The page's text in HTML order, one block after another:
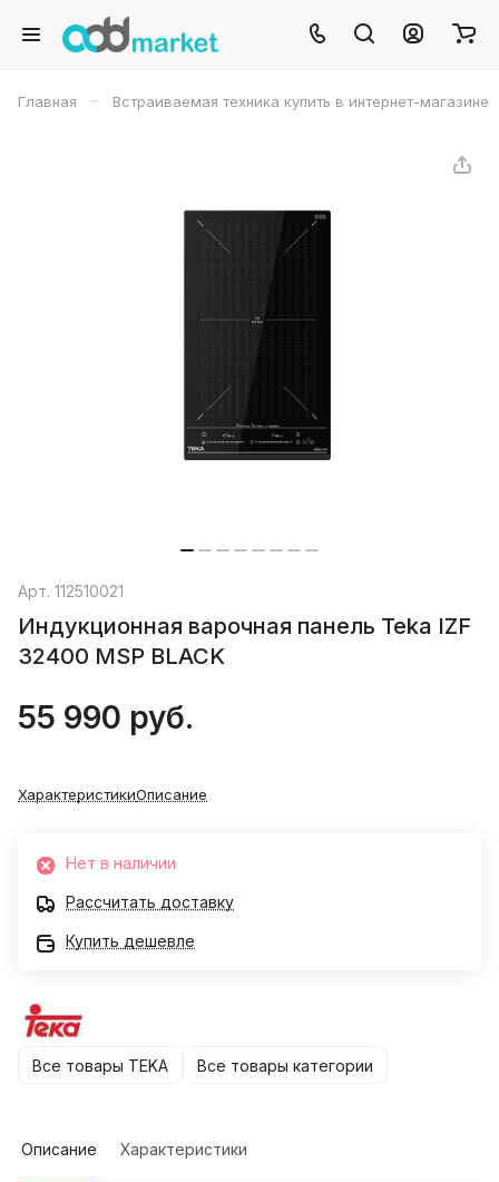
Главная – Встраиваемая техника купить в интернет-магазине
Арт. 112510021
Индукционная варочная панель Teka IZF
32400 MSP BLACK
55 990 руб.
ХарактеристикиОписание
Нет в наличии
Рассчитать доставку
Купить дешевле
Все товары TEKA Все товары категории
Описание Характеристики